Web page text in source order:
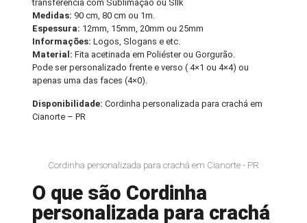
transferência com Sublimação ou SIlk
Medidas: 90 cm, 80 cm ou 1m.
Espessura: 12mm, 15mm, 20mm ou 25mm
Informações:Logos, Slogans e etc.
Material: Fita acetinada em Poliéster ou Gorgurão.
Pode ser personalizado frente e verso ( 4×1 ou 4×4) ou
apenas uma das faces (4×0).
Disponibilidade:Cordinha personalizada para crachá em
Cianorte – PR
Cordinha personalizada para crachá em Cianorte - PR
O que são Cordinha
personalizada para crachá